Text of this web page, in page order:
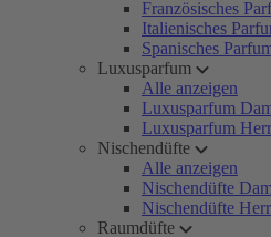
Französisches
Italienisches
Spanisches
Luxusparfum
Alle anzeigen
Luxusparfum
Luxusparfum
Nischendüfte
Alle anzeigen
Nischendüfte
Nischendüfte
Raumdüfte